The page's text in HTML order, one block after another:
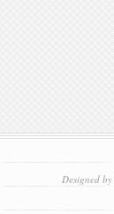
Designed by